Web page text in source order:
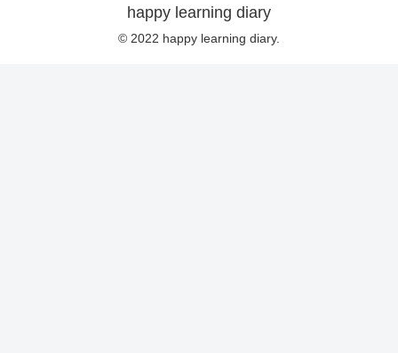
happy learning diary
© 2022 happy learning diary.